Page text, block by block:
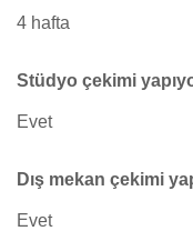
4 hafta
Stüdyo çekimi
Evet
Dış mekan çekimi
Evet